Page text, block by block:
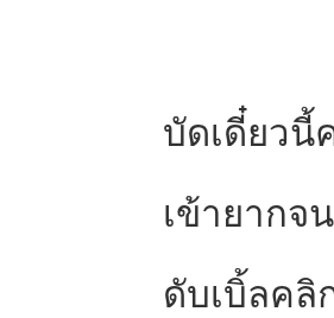
บัดเดี๋ยวนี้
เข้ายากจ
ดับเบิ้ลคลิ